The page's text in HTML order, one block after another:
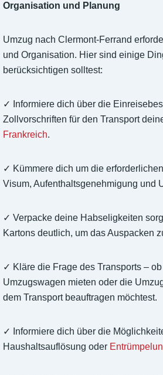
Organisation und Planung
Umzug nach Clermont-Ferrand
und Organisation. Hier sind einige
berücksichtigen solltest:
✓ Informiere dich über die
Zollvorschriften für den Transport
Frankreich.
✓ Kümmere dich um die
Visum, Aufenthaltsgenehmigung und
✓ Verpacke deine Habseligkeiten
Kartons deutlich, um das Auspacken
✓ Kläre die Frage des Transports –
Umzugswagen mieten oder die
dem Transport beauftragen möchtest.
✓ Informiere dich über die
Haushaltsauflösung oder